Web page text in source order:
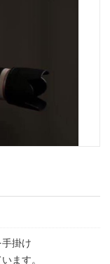
掛け
ます。